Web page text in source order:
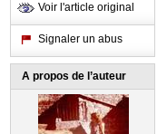
Voir l'article original
Signaler un abus
A propos de l’auteur